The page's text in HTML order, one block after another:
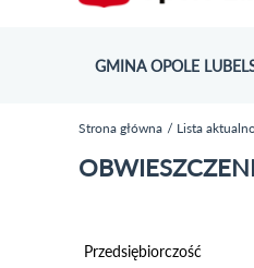
GMINA OPOLE
Strona główna Lista
Przedsiębiorczość